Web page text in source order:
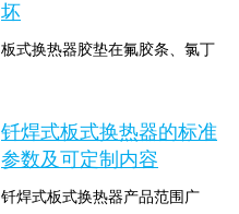
坏
板式换热器胶垫在氟胶条、氯丁
的检测设备和检测手段，均按照
国际标准，如何减少应使用不当
对原材料和换热介质进行检测，
数：2480
钎焊式板式换热器的标准
参数及可定制内容
钎焊式板式换热器产品范围广